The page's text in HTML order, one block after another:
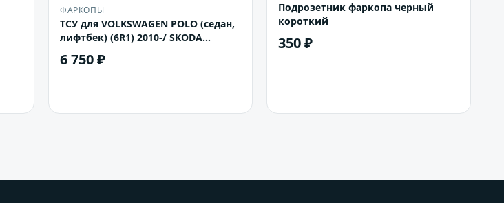
ФАРКОПЫ
ТСУ для VOLKSWAGEN POLO (седан,
лифтбек) (6R1) 2010-/ SKODA
6 750 ₽
Подрозетник фаркопа черный
короткий
350 ₽